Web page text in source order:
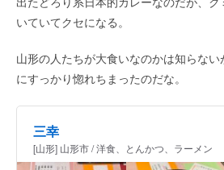
いていてクセになる。
山形の人たちが大食いなのかは知らない
にすっかり惚れちまったのだな。
三幸
[山形] 山形市 / 洋食、とんかつ、ラーメン